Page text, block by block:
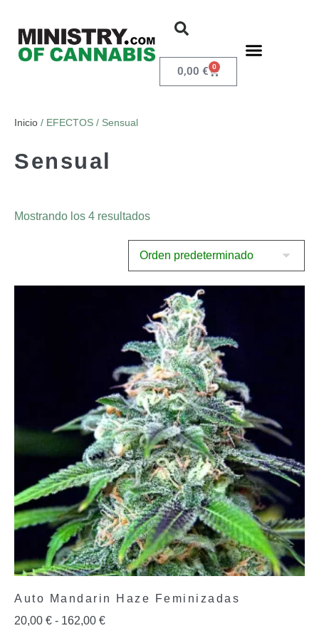
0,00 € 0
Inicio / EFECTOS / Sensual
Sensual
Mostrando los 4 resultados
Auto Mandarin Haze Feminizadas
20,00 € - 162,00 €